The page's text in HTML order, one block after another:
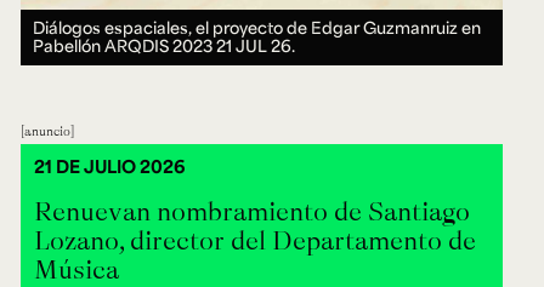
Diálogos espaciales, el proyecto de Edgar Guzmanruiz en
Pabellón ARQDIS 202321 JUL 26.
anuncio
Renuevan nombramiento de Santiago
Lozano, director del Departamento de
Música
21 DE JULIO 2026